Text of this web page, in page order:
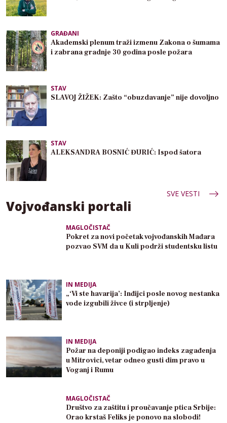
GRAĐANI
Akademski plenum traži izmenu Zakona o šumama
i zabrana gradnje 30 godina posle požara
STAV
SLAVOJ ŽIŽEK: Zašto “obuzdavanje” nije dovoljno
STAV
ALEKSANDRA BOSNIĆ ĐURIĆ: Ispod šatora
SVE VESTI
Vojvođanski portali
MAGLOČISTAČ
Pokret za novi početak vojvođanskih Mađara
pozvao SVM da u Kuli podrži studentsku listu
IN MEDIJA
„‘Vi ste havarija’: Inđijci posle novog nestanka
vode izgubili živce (i strpljenje)
IN MEDIJA
Požar na deponiji podigao indeks zagađenja
u Mitrovici, vetar odneo gusti dim pravo u
Voganj i Rumu
MAGLOČISTAČ
Društvo za zaštitu i proučavanje ptica Srbije:
Orao krstaš Feliks je ponovo na slobodi!